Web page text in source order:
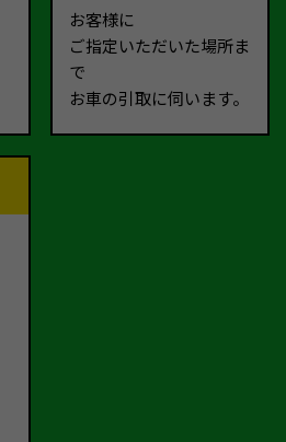
お客様に
ご指定いただいた場所ま
で
お車の引取に伺います。